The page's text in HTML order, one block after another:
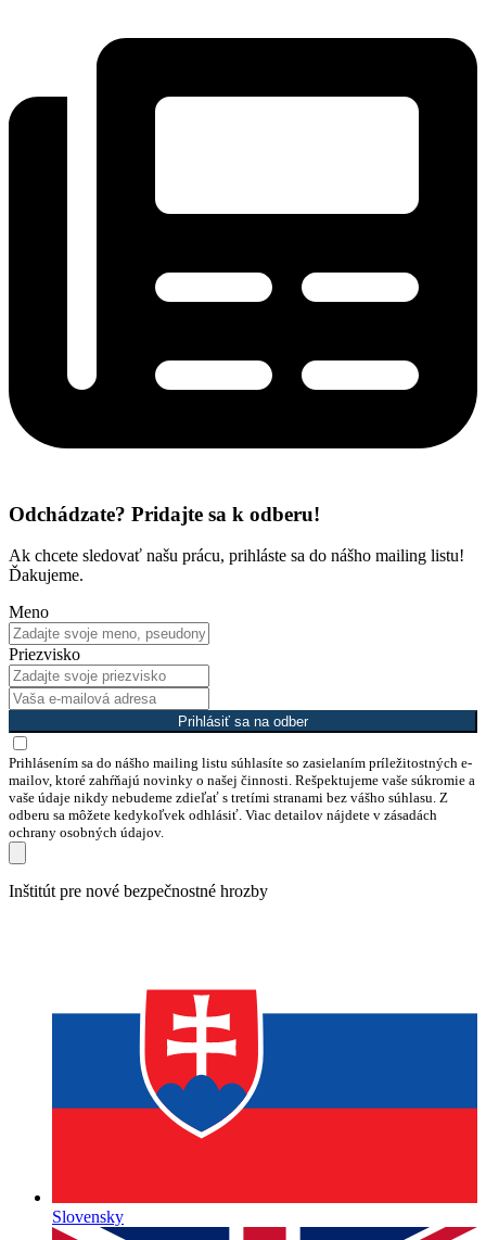
Odchádzate? Pridajte sa k odberu!
Ak chcete sledovať našu prácu, prihláste sa do nášho mailing listu!
Ďakujeme.
Meno
Priezvisko
Prihlásiť sa na odber
Prihlásením sa do nášho mailing listu súhlasíte so zasielaním príležitostných e-
mailov, ktoré zahŕňajú novinky o našej činnosti. Rešpektujeme vaše súkromie a
vaše údaje nikdy nebudeme zdieľať s tretími stranami bez vášho súhlasu. Z
odberu sa môžete kedykoľvek odhlásiť. Viac detailov nájdete v zásadách
ochrany osobných údajov.
na
Inštitút pre nové bezpečnostné hrozby
Slovensky